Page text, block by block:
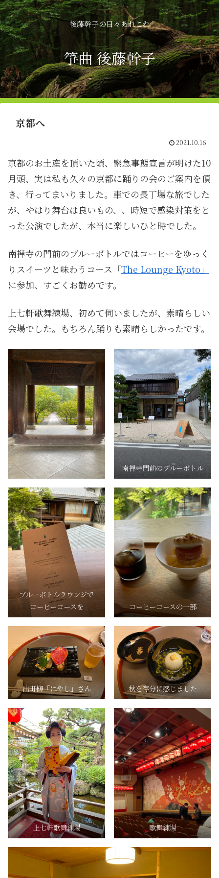
後藤幹子の日々あれこれ
箏曲 後藤幹子
京都へ
2021.10.16
京都のお土産を頂いた頃、緊急事態宣言が明けた10
月頭、実は私も久々の京都に踊りの会のご案内を頂
き、行ってまいりました。車での長丁場な旅でした
が、やはり舞台は良いもの、、時短で感染対策をと
った公演でしたが、本当に楽しいひと時でした。
南禅寺の門前のブルーボトルではコーヒーをゆっく
りスイーツと味わうコース「The Lounge Kyoto」
に参加、すごくお勧めです。
上七軒歌舞練場、初めて伺いましたが、素晴らしい
会場でした。もちろん踊りも素晴らしかったです。
南禅寺門前のブルーボトル
ブルーボトルラウンジで
コーヒーコースを
コーヒーコースの一部
出町柳「はやし」さん 秋を存分に感じました
上七軒歌舞練場 歌舞練場